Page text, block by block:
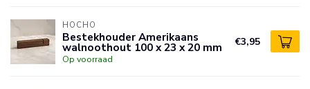
HOCHO
Bestekhouder Amerikaans
walnoothout 100 x 23 x 20 mm
Op voorraad
€3,95